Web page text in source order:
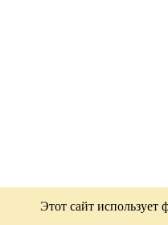
Этот сайт использует